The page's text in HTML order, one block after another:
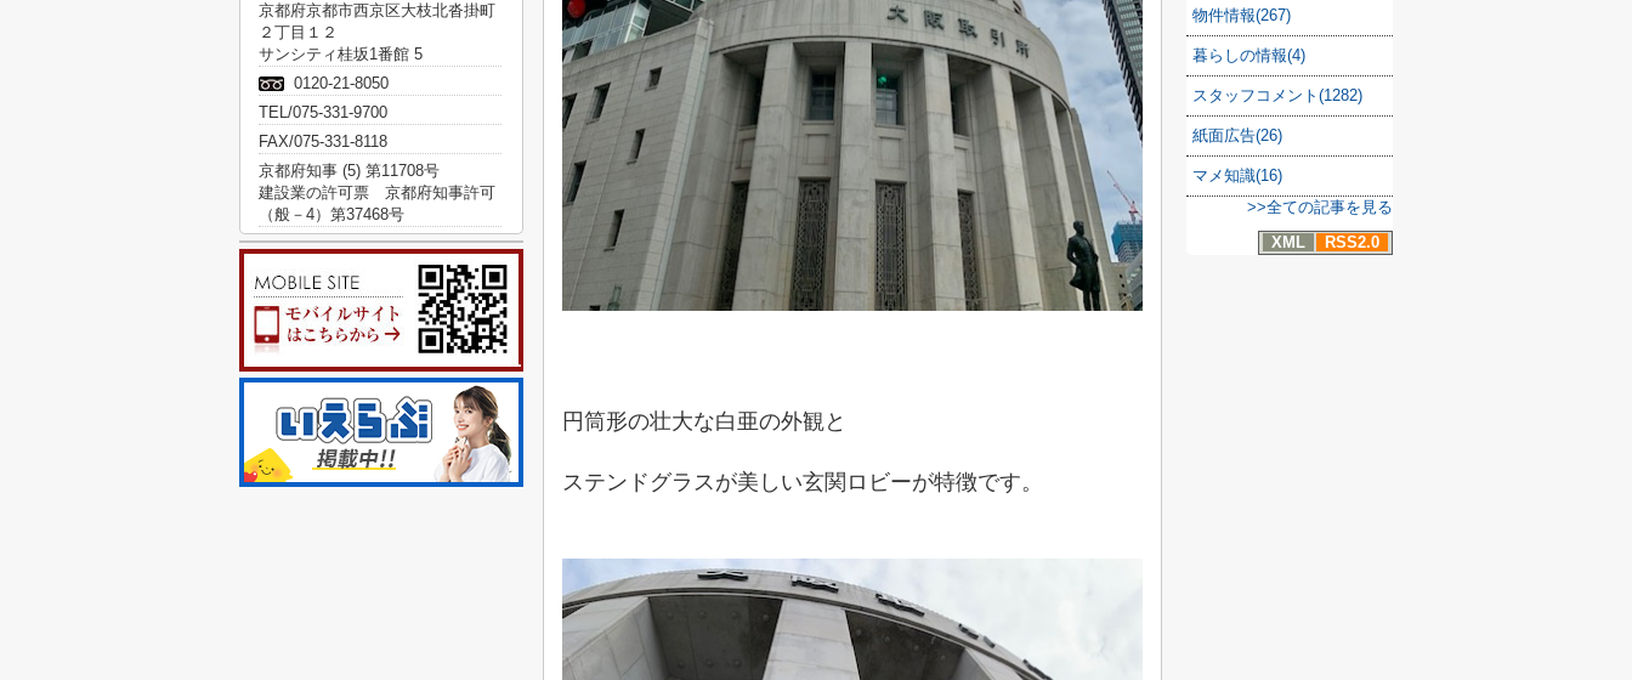
円筒形の壮大な白亜の外観と
ステンドグラスが美しい玄関ロビーが特徴です。
物件情報(267)
暮らしの情報(4)
スタッフコメント(1282)
紙面広告(26)
マメ知識(16)
>>全ての記事を見る
XML
RSS2.0
京都府京都市西京区大枝北沓掛町
２丁目１２
サンシティ桂坂1番館 5
0120-21-8050
TEL/075-331-9700
FAX/075-331-8118
京都府知事 (5) 第11708号
建設業の許可票 京都府知事許可
（般－4）第37468号